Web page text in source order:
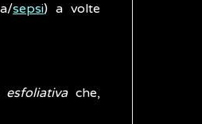
sepsi) a volte
esfoliativache,